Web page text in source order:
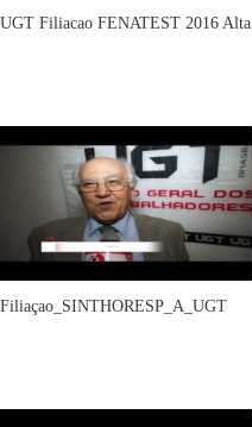
UGT Filiacao FENATEST 2016 Alta
Filiaçao_SINTHORESP_A_UGT